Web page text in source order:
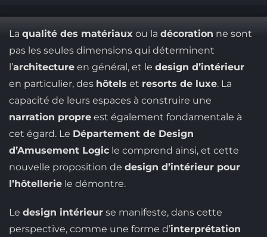
La qualité des matériauxou la décoration ne sont
pas les seules dimensions qui déterminent
l’architectureen général, et le design d’intérieur
en particulier, des hôtels et resorts de luxe. La
capacité de leurs espaces à construire une
narration propreest également fondamentale à
cet égard. Le Département de Design
d’Amusement Logicle comprend ainsi, et cette
nouvelle proposition de design d’intérieur pour
l’hôtelleriele démontre.
Le design intérieurse manifeste, dans cette
perspective, comme une forme d’interprétation